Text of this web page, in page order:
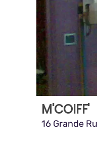
M'COIFF'
16 Grande